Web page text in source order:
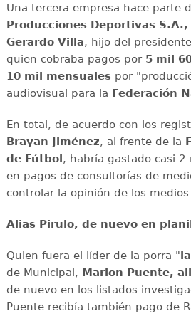
Una tercera empresa hace parte
Producciones Deportivas S.A.,
Gerardo Villa, hijo del
quien cobraba pagos por5 mil
10 mil mensualespor
audiovisual para la Federación
En total, de acuerdo con los
Brayan Jiménez, al frente de la
de Fútbol, habría gastado casi 2
en pagos de consultorías de
controlar la opinión de los medios
Alias Pirulo, de nuevo en
Quien fuera el líder de la porra "
de Municipal, Marlon Puente,
de nuevo en los listados
Puente recibía también pago de